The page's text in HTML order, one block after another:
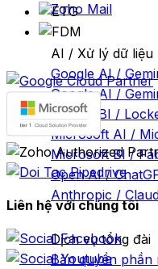
Zoho Mail
AI / Xử lý dữ liệu
Google AI /
Google AI /
Google BI /
Microsoft AI /
Microsoft BI /
Open AI /
Anthropic /
Dịch vụ tổng đài
Bản quyền phần
Liên hệ với chúng tôi